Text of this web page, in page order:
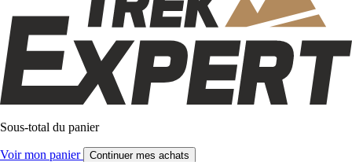
Sous-total du panier
Voir mon panier Continuer mes achats